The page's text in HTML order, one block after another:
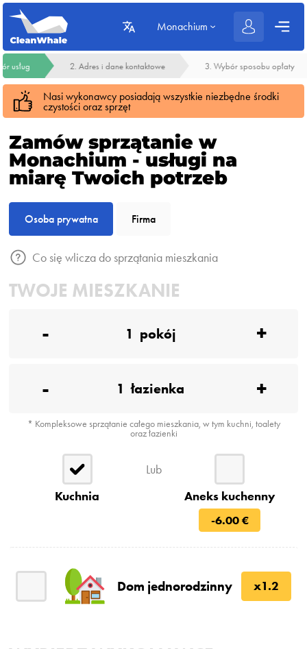
Monachium
usług 2. Adres i dane kontaktowe 3. Wybór sposobu opłaty
Nasi wykonawcy posiadają wszystkie niezbędne środki
czystości oraz sprzęt
Zamów sprzątanie w
Monachium - usługi na
miarę Twoich potrzeb
Osoba prywatna Firma
Co się wlicza do sprzątania mieszkania
TWOJE MIESZKANIE
- 1 pokój +
- 1 łazienka +
* Kompleksowe sprzątanie całego mieszkania, w tym kuchni, toalety
oraz łazienki
Kuchnia
Lub
Aneks kuchenny
-6.00 €
Dom jednorodzinny x1.2